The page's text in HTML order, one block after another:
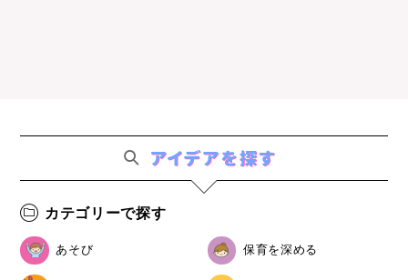
カテゴリーで探す
あそび 保育を深める